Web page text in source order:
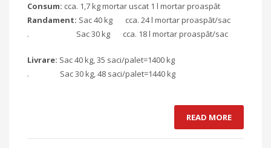
Consum: cca. 1,7 kg mortar uscat 1 l mortar proaspăt
Randament: Sac 40 kg cca. 24 l mortar proaspăt/sac
. Sac 30 kg cca. 18 l mortar proaspăt/sac
Livrare: Sac 40 kg, 35 saci/palet=1400 kg
. Sac 30 kg, 48 saci/palet=1440 kg
READ MORE